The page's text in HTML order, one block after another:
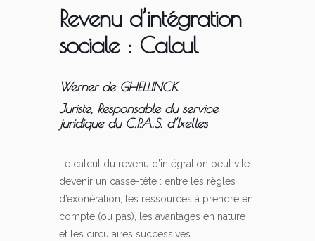
Revenu d’intégration
sociale : Calcul
Werner de GHELLINCK
Juriste, Responsable du service
juridique du C.P.A.S. d’Ixelles
Le calcul du revenu d’intégration peut vite
devenir un casse-tête : entre les règles
d’exonération, les ressources à prendre en
compte (ou pas), les avantages en nature
et les circulaires successives…